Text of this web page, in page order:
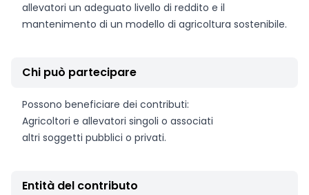
allevatori un adeguato livello di reddito e il
mantenimento di un modello di agricoltura sostenibile.
Chi può partecipare
Possono beneficiare dei contributi:
Agricoltori e allevatori singoli o associati
altri soggetti pubblici o privati.
Entità del contributo